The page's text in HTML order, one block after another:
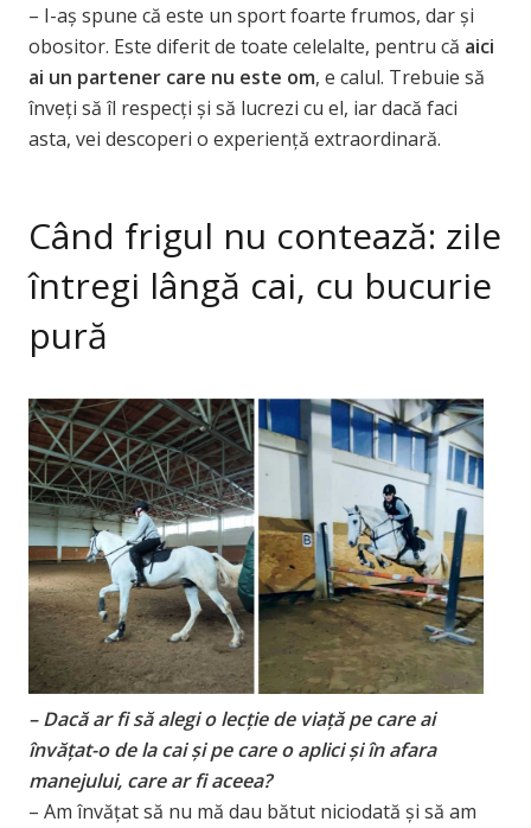
– I-aș spune că este un sport foarte frumos, dar și
obositor. Este diferit de toate celelalte, pentru că aici
ai un partener care nu este om, e calul. Trebuie să
înveți să îl respecți și să lucrezi cu el, iar dacă faci
asta, vei descoperi o experiență extraordinară.
Când frigul nu contează: zile
întregi lângă cai, cu bucurie
pură
– Dacă ar fi să alegi o lecție de viață pe care ai
învățat-o de la cai și pe care o aplici și în afara
manejului, care ar fi aceea?
– Am învățat să nu mă dau bătut niciodată și să am